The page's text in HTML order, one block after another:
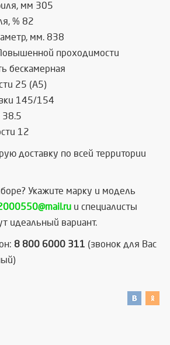
мм 305
% 82
мм. 838
проходимости
бескамерная
25 (A5)
145/154
38.5
12
доставку по всей территории
Укажите марку и модель
и специалисты
идеальный вариант.
8 800 6000 311 (звонок для Вас